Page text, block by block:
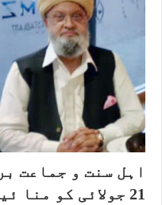
اہل سنت و جماعت
21 جولائی کو منا ئیں گے